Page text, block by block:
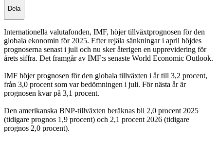
Dela
Internationella valutafonden, IMF, höjer tillväxtprognosen för den
globala ekonomin för 2025. Efter rejäla sänkningar i april höjdes
prognoserna senast i juli och nu sker återigen en upprevidering för
årets siffra. Det framgår av IMF:s senaste World Economic Outlook.
IMF höjer prognosen för den globala tillväxten i år till 3,2 procent,
från 3,0 procent som var bedömningen i juli. För nästa år är
prognosen kvar på 3,1 procent.
Den amerikanska BNP-tillväxten beräknas bli 2,0 procent 2025
(tidigare prognos 1,9 procent) och 2,1 procent 2026 (tidigare
prognos 2,0 procent).